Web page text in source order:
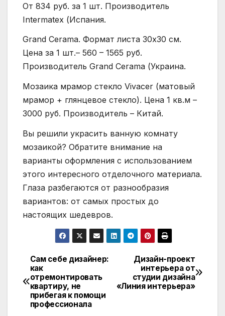
От 834 руб. за 1 шт. Производитель
Intermatex (Испания.
Grand Cerama. Формат листа 30х30 см.
Цена за 1 шт.– 560 – 1565 руб.
Производитель Grand Cerama (Украина.
Мозаика мрамор стекло Vivacer (матовый
мрамор + глянцевое стекло). Цена 1 кв.м –
3000 руб. Производитель – Китай.
Вы решили украсить ванную комнату
мозаикой? Обратите внимание на
варианты оформления с использованием
этого интересного отделочного материала.
Глаза разбегаются от разнообразия
вариантов: от самых простых до
настоящих шедевров.
Навигация
по
записям
Дизайн-проект
интерьера от
студии дизайна
«Линия интерьера»
Сам себе дизайнер:
как
отремонтировать
квартиру, не
прибегая к помощи
профессионала